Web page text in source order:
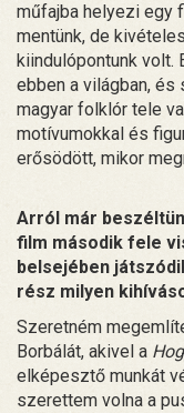
műfajba helyezi egy
mentünk, de
kiindulópontunk
ebben a világban, és
magyar folklór tele
motívumokkal és
erősödött, mikor
Arról már
film második fele
belsejében
rész milyen
Szeretném
Borbálát, akivel a
elképesztő munkát
szerettem volna a